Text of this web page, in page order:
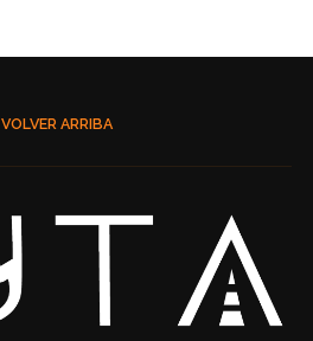
VOLVER ARRIBA